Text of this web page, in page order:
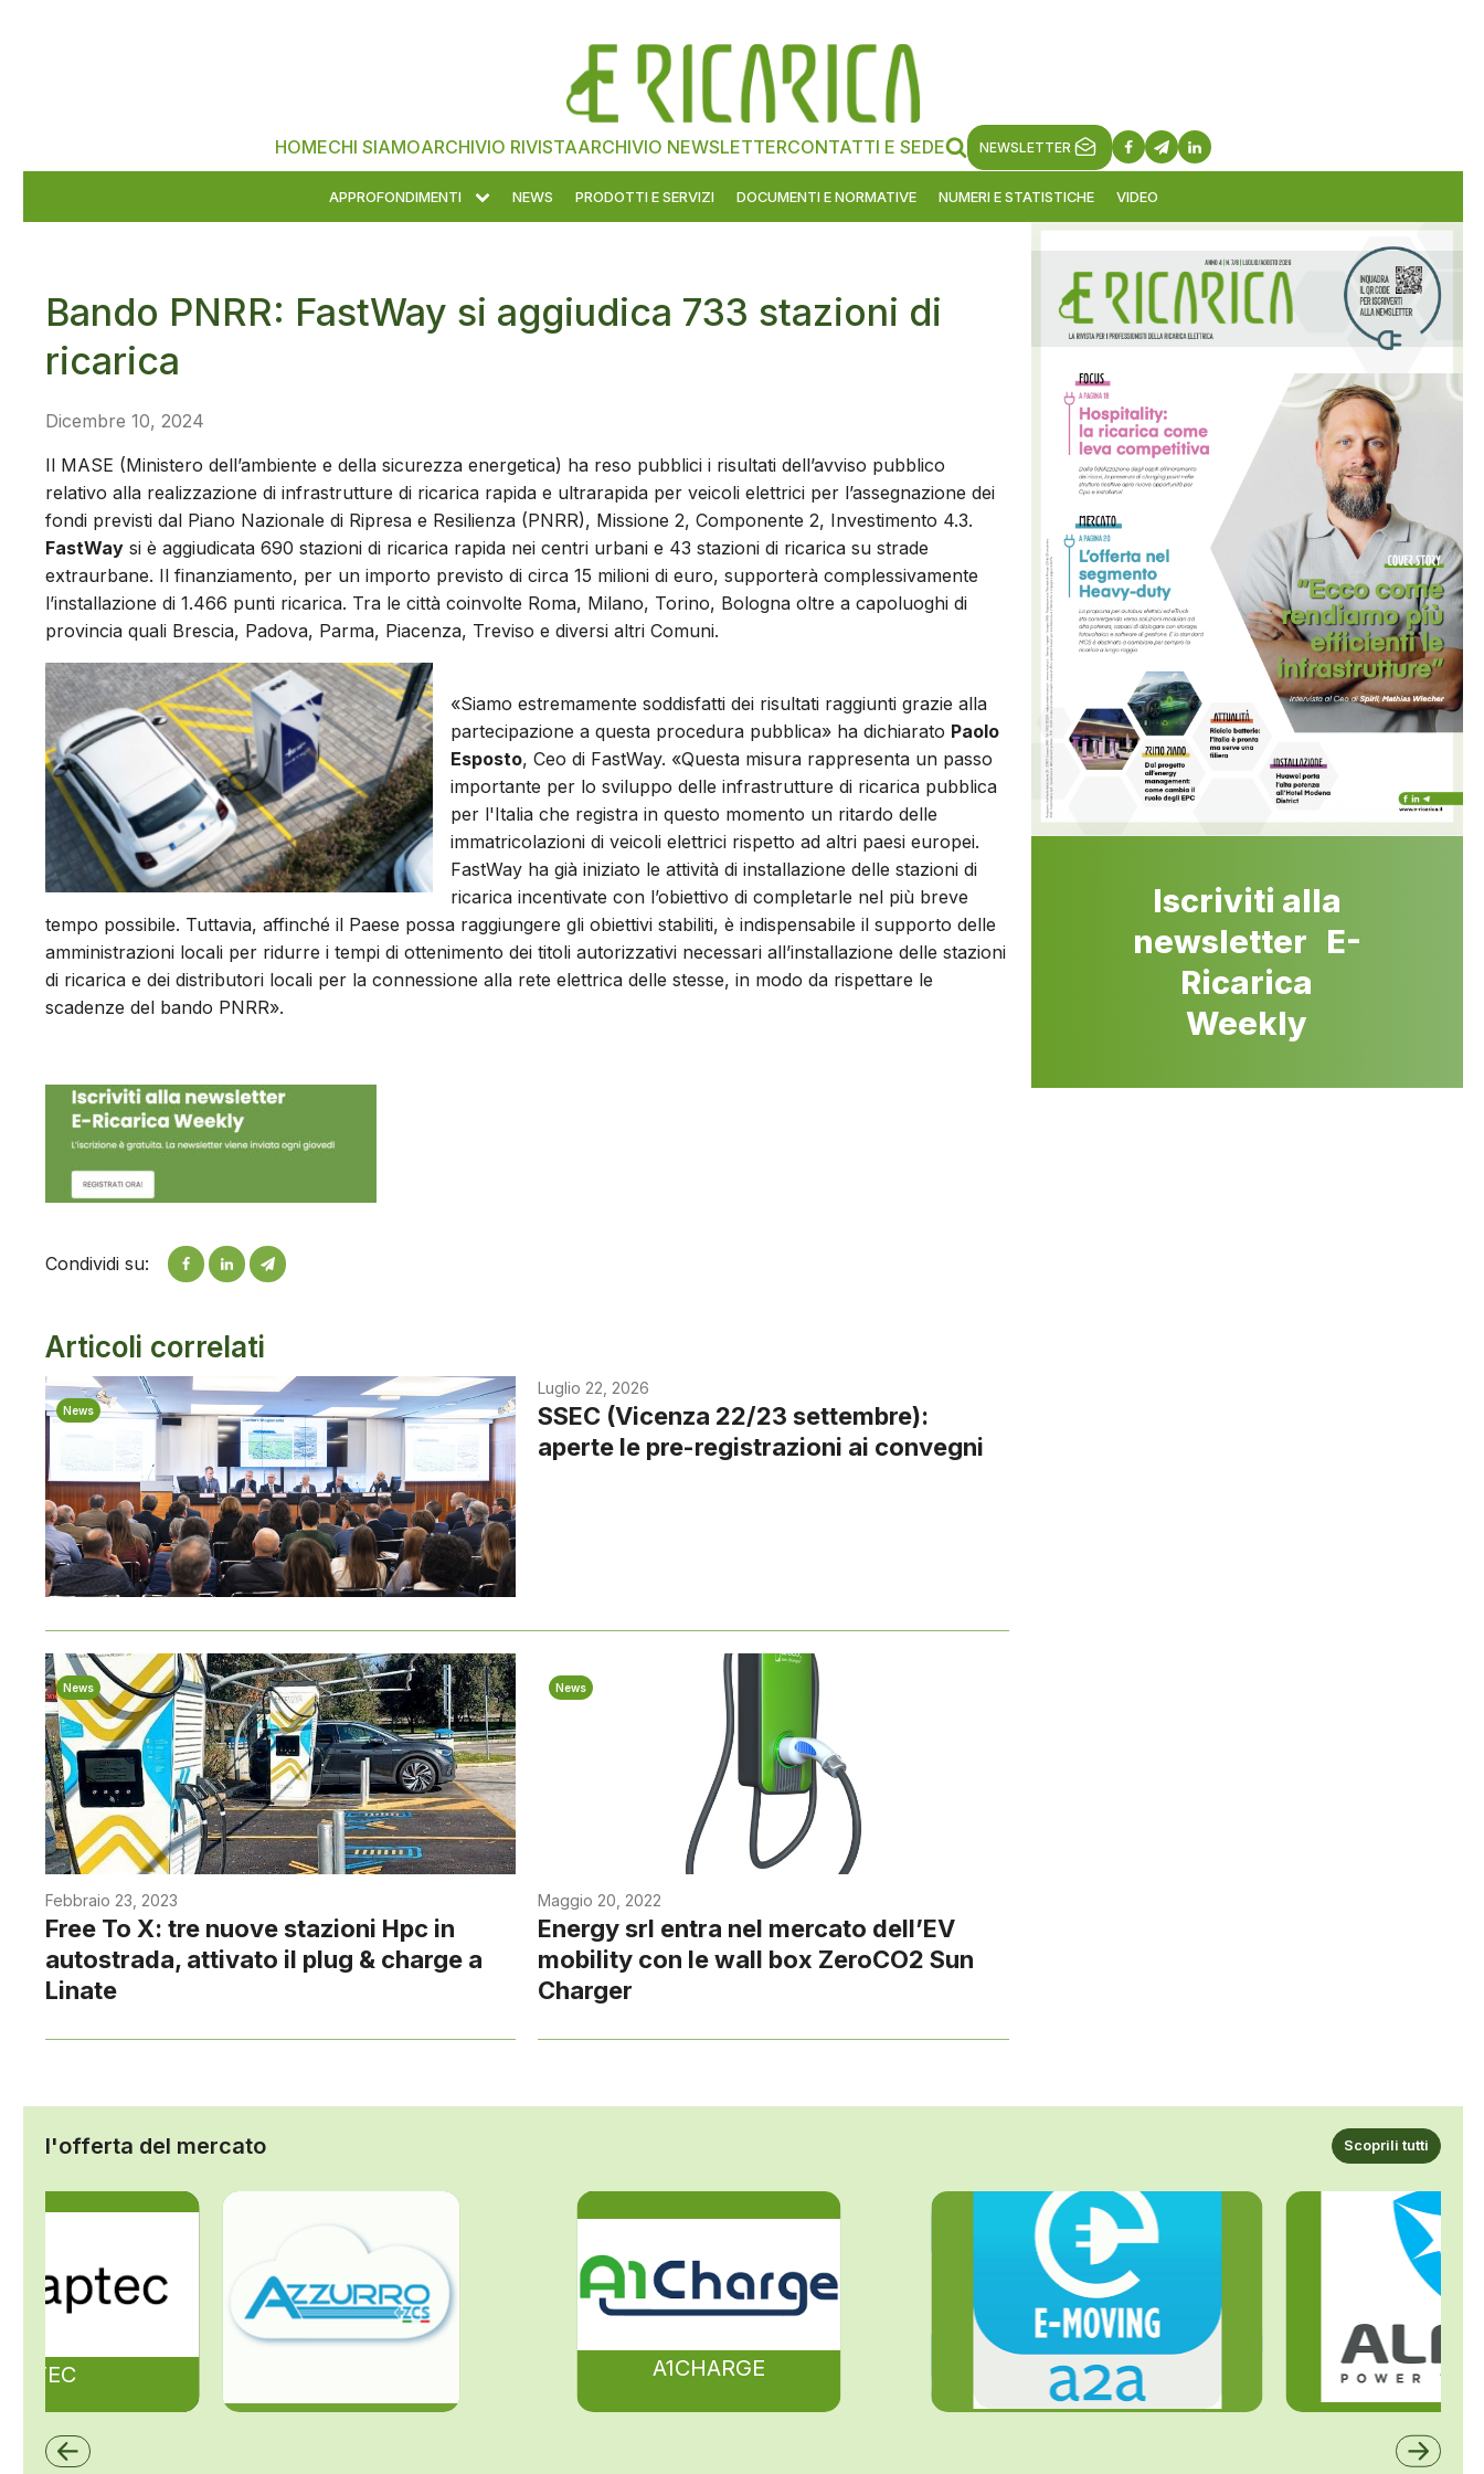
HOMECHI SIAMOARCHIVIO RIVISTAARCHIVIO NEWSLETTERCONTATTI E SEDE NEWSLETTER
APPROFONDIMENTI NEWS PRODOTTI E SERVIZI DOCUMENTI E NORMATIVE NUMERI E STATISTICHE VIDEO
Bando PNRR: FastWay si aggiudica 733 stazioni di
ricarica
Dicembre 10, 2024
Il MASE (Ministero dell’ambiente e della sicurezza energetica) ha reso pubblici i risultati dell’avviso pubblico
relativo alla realizzazione di infrastrutture di ricarica rapida e ultrarapida per veicoli elettrici per l’assegnazione dei
fondi previsti dal Piano Nazionale di Ripresa e Resilienza (PNRR), Missione 2, Componente 2, Investimento 4.3.
FastWay si è aggiudicata 690 stazioni di ricarica rapida nei centri urbani e 43 stazioni di ricarica su strade
extraurbane. Il finanziamento, per un importo previsto di circa 15 milioni di euro, supporterà complessivamente
l’installazione di 1.466 punti ricarica. Tra le città coinvolte Roma, Milano, Torino, Bologna oltre a capoluoghi di
provincia quali Brescia, Padova, Parma, Piacenza, Treviso e diversi altri Comuni.
«Siamo estremamente soddisfatti dei risultati raggiunti grazie alla
partecipazione a questa procedura pubblica» ha dichiarato Paolo
Esposto, Ceo di FastWay. «Questa misura rappresenta un passo
importante per lo sviluppo delle infrastrutture di ricarica pubblica
per l'Italia che registra in questo momento un ritardo delle
immatricolazioni di veicoli elettrici rispetto ad altri paesi europei.
FastWay ha già iniziato le attività di installazione delle stazioni di
ricarica incentivate con l’obiettivo di completarle nel più breve
tempo possibile. Tuttavia, affinché il Paese possa raggiungere gli obiettivi stabiliti, è indispensabile il supporto delle
amministrazioni locali per ridurre i tempi di ottenimento dei titoli autorizzativi necessari all’installazione delle stazioni
di ricarica e dei distributori locali per la connessione alla rete elettrica delle stesse, in modo da rispettare le
scadenze del bando PNRR».
Condividi su:
Articoli correlati
News
Luglio 22, 2026
SSEC (Vicenza 22/23 settembre):
aperte le pre-registrazioni ai convegni
News
Febbraio 23, 2023
Free To X: tre nuove stazioni Hpc in
autostrada, attivato il plug & charge a
Linate
News
Maggio 20, 2022
Energy srl entra nel mercato dell’EV
mobility con le wall box ZeroCO2 Sun
Charger
Iscriviti alla
newsletter E-
Ricarica
Weekly
l'offerta del mercato Scoprili tutti
A1CHARGE
ZCS Azzurro